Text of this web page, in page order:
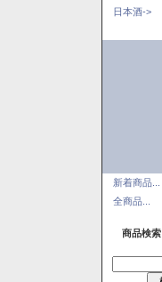
日本酒->
新着商品...
全商品...
商品検索